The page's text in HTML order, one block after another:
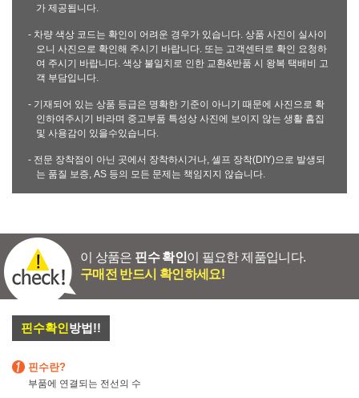
가 제공됩니다.
- 차량 색상 코드는 확인이 어려운 경우가 있습니다. 상품 사진이 실사이
오니 사진으로 확인해 주시기 바랍니다. 또는 고객센터로 확인 요청하
여 주시기 바랍니다. 색상 불일치로 인한 교환&반품 시 왕복 택배비 고
객 부담입니다.
- 기재되어 있는 상품 등급은 명확한 기준이 아니기 때문에 사진으로 확
인하여주시기 바라며 중고부품 특성상 사진에 보이지 않는 생활 흠집
및 사용감이 있을수있습니다.
- 전문 장착점이 아닌 곳에서 장착하시거나, 셀프 장착(DIY)으로 발생되
는 품질 보증, AS 등의 모든 문제는 책임지지 않습니다.
이 상품은 핀수 확인이 필요한 제품입니다.
구매전 반드시 확인하세요!
핀수확인방법!!
핀수란?
부품에 연결되는 전선의 수